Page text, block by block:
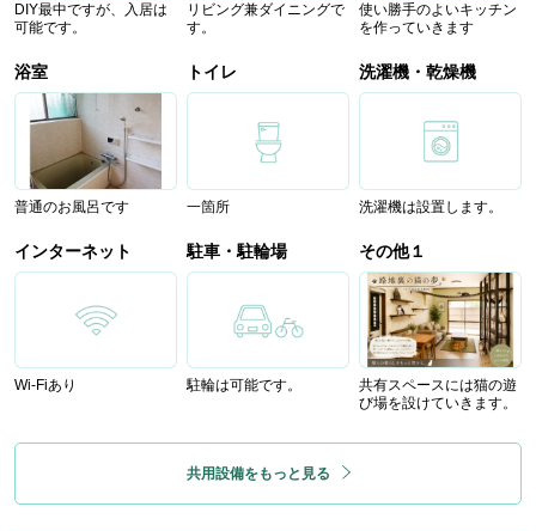
DIY最中ですが、入居は
可能です。
リビング兼ダイニングで
す。
使い勝手のよいキッチン
を作っていきます
浴室
普通のお風呂です
トイレ
一箇所
洗濯機・乾燥機
洗濯機は設置します。
インターネット
Wi-Fiあり
駐車・駐輪場
駐輪は可能です。
その他１
共有スペースには猫の遊
び場を設けていきます。
共用設備をもっと見る